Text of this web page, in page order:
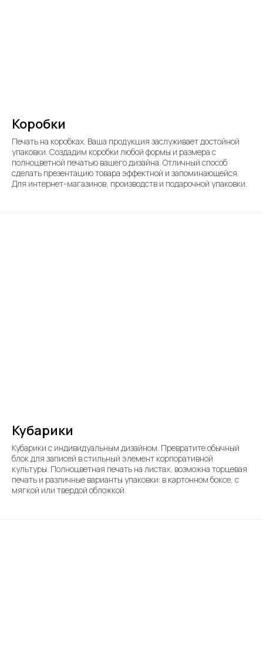
Коробки
Печать на коробках. Ваша продукция заслуживает достойной
упаковки. Создадим коробки любой формы и размера с
полноцветной печатью вашего дизайна. Отличный способ
сделать презентацию товара эффектной и запоминающейся.
Для интернет-магазинов, производств и подарочной упаковки.
Кубарики
Кубарики с индивидуальным дизайном. Превратите обычный
блок для записей в стильный элемент корпоративной
культуры. Полноцветная печать на листах, возможна торцевая
печать и различные варианты упаковки: в картонном боксе, с
мягкой или твердой обложкой.